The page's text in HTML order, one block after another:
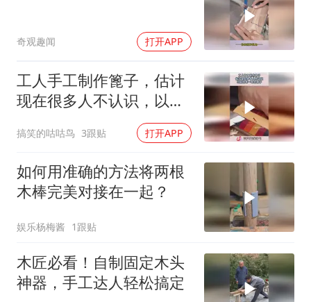
奇观趣闻 打开APP
工人手工制作篦子，估计
现在很多人不认识，以前
搞笑的咕咕鸟 3跟贴 打开APP
如何用准确的方法将两根
木棒完美对接在一起？
娱乐杨梅酱 1跟贴
木匠必看！自制固定木头
神器，手工达人轻松搞定